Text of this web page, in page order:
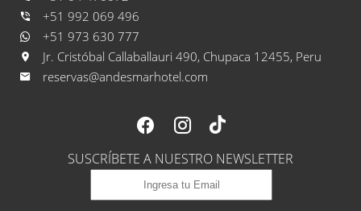
+51 992 069 496
+51 973 630 777
Jr. Cristóbal Callaballauri 490, Chupaca 12455, Peru
reservas@andesmarhotel.com
SUSCRÍBETE A NUESTRO NEWSLETTER